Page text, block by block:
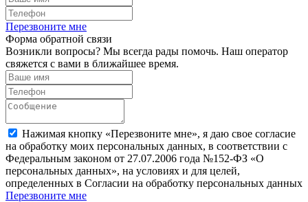
Перезвоните мне
Форма обратной связи
Возникли вопросы? Мы всегда рады помочь. Наш оператор
свяжется с вами в ближайшее время.
Нажимая кнопку «Перезвоните мне», я даю свое согласие
на обработку моих персональных данных, в соответствии с
Федеральным законом от 27.07.2006 года №152-ФЗ «О
персональных данных», на условиях и для целей,
определенных в Согласии на обработку персональных данных
Перезвоните мне